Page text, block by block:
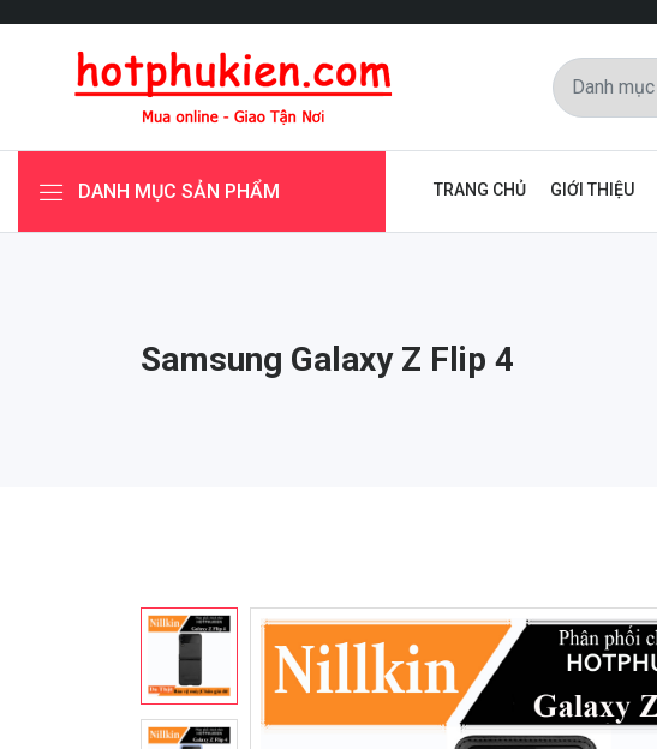
DANH MỤC SẢN PHẨM TRANG CHỦ GIỚI THIỆU
Samsung Galaxy Z Flip 4